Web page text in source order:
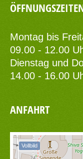
Montag bis
09.00 - 12.00
Dienstag und
14.00 - 16.00
ANFAHRT
Vollbild